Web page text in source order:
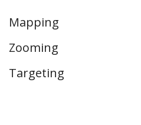
Mapping
Zooming
Targeting